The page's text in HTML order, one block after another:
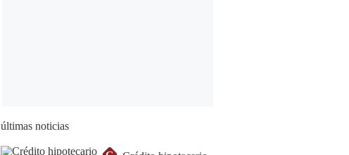
últimas noticias